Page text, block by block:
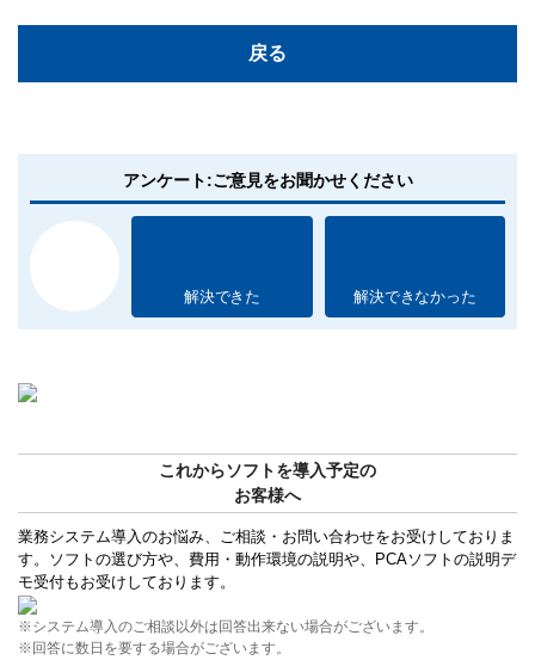
戻る
アンケート:ご意見をお聞かせください
解決できた 解決できなかった
これからソフトを導入予定の
お客様へ
業務システム導入のお悩み、ご相談・お問い合わせをお受けしておりま
す。ソフトの選び方や、費用・動作環境の説明や、PCAソフトの説明デ
モ受付もお受けしております。
※システム導入のご相談以外は回答出来ない場合がございます。
※回答に数日を要する場合がございます。